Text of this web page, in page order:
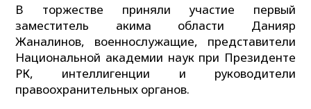
В торжестве приняли участие первый
заместитель акима области Данияр
Жаналинов, военнослужащие, представители
Национальной академии наук при Президенте
РК, интеллигенции и руководители
правоохранительных органов.